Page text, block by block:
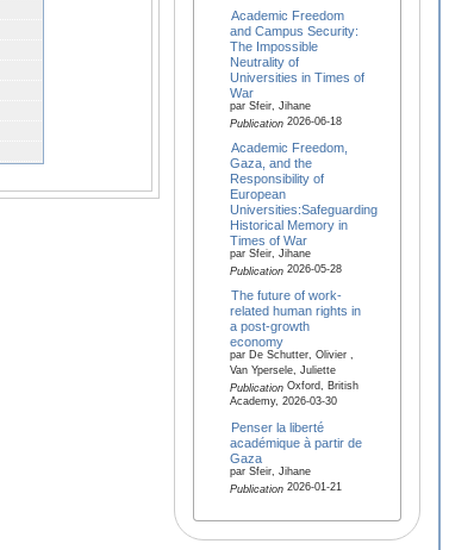
Academic Freedom
and Campus Security:
The Impossible
Neutrality of
Universities in Times of
War
par Sfeir, Jihane
Publication2026-06-18
Academic Freedom,
Gaza, and the
Responsibility of
European
Universities:Safeguarding
Historical Memory in
Times of War
par Sfeir, Jihane
Publication2026-05-28
The future of work-
related human rights in
a post-growth
economy
par De Schutter, Olivier ,
Van Ypersele, Juliette
PublicationOxford, British
Academy, 2026-03-30
Penser la liberté
académique à partir de
Gaza
par Sfeir, Jihane
Publication2026-01-21